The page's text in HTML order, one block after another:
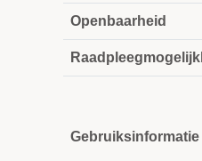
Openbaarheid
Gebruiksinformatie